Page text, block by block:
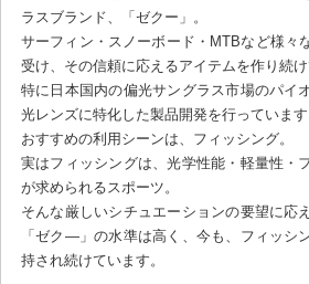
ラスブランド、「ゼクー」。
サーフィン・スノーボード・MTBなど様々
受け、その信頼に応えるアイテムを作り続け
特に日本国内の偏光サングラス市場のパイ
光レンズに特化した製品開発を行っています
おすすめの利用シーンは、フィッシング。
実はフィッシングは、光学性能・軽量性・
が求められるスポーツ。
そんな厳しいシチュエーションの要望に応
「ゼク―」の水準は高く、今も、フィッシ
持され続けています。